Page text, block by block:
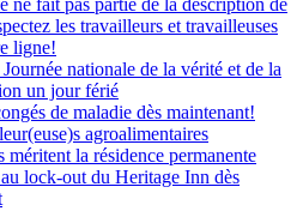
ne fait pas partie de la description de
les travailleurs et travailleuses
ligne!
nationale de la vérité et de la
un jour férié
de maladie dès maintenant!
agroalimentaires
méritent la résidence permanente
lock-out du Heritage Inn dès